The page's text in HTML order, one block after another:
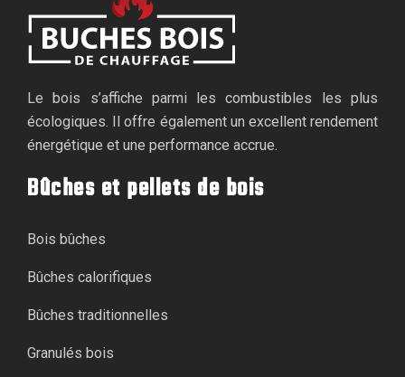
Le bois s’affiche parmi les combustibles les plus
écologiques. Il offre également un excellent rendement
énergétique et une performance accrue.
Bûches et pellets de bois
Bois bûches
Bûches calorifiques
Bûches traditionnelles
Granulés bois